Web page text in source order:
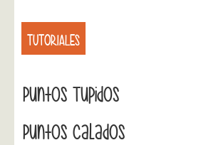
TUTORIALES
Puntos Tupidos
Puntos Calados